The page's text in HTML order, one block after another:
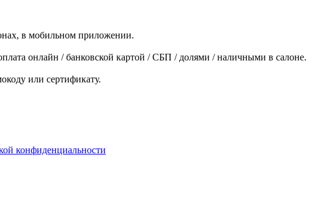
в мобильном приложении.
онлайн / банковской картой / СБП / долями / наличными в салоне.
или сертификату.
конфиденциальности